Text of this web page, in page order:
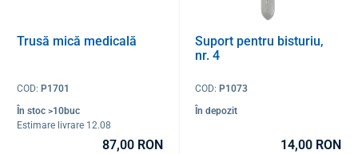
Trusă mică medicală
COD: P1701
În stoc >10buc
Estimare livrare 12.08
87,00 RON
Suport pentru bisturiu,
nr. 4
COD: P1073
În depozit
14,00 RON